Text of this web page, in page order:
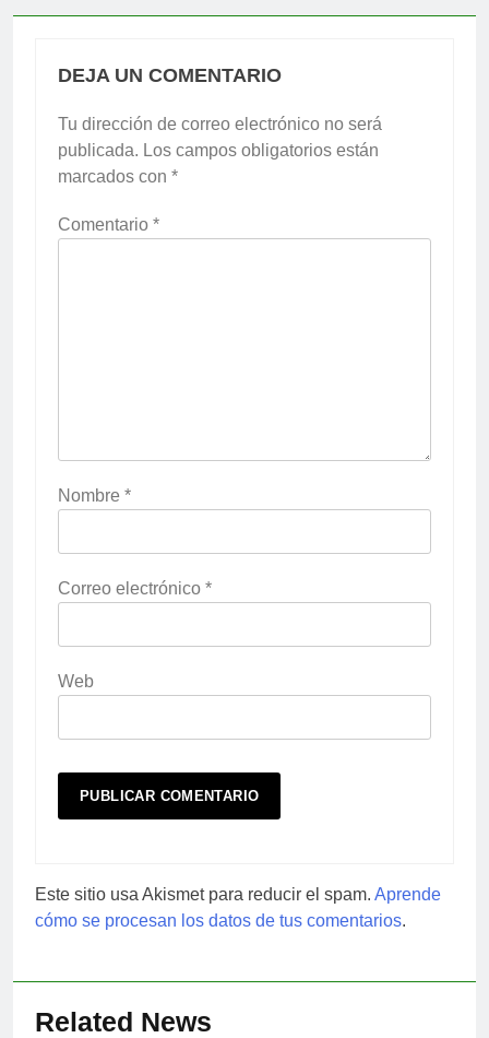
DEJA UN COMENTARIO
Tu dirección de correo electrónico no será
publicada. Los campos obligatorios están
marcados con *
Comentario *
Nombre *
Correo electrónico *
Web
Este sitio usa Akismet para reducir el spam. Aprende
cómo se procesan los datos de tus comentarios.
Related News